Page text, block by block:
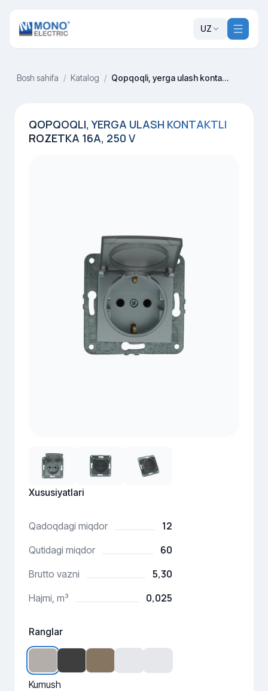
UZ
Bosh sahifa / Katalog / Qopqoqli, yerga ulash kontaktli rozetka 16A, 250 V
QOPQOQLI, YERGA ULASH KONTAKTLI
ROZETKA 16A, 250 V
Xususiyatlari
Qadoqdagi miqdor 12
Qutidagi miqdor 60
Brutto vazni 5,30
Hajmi, m³ 0,025
Ranglar
Kumush